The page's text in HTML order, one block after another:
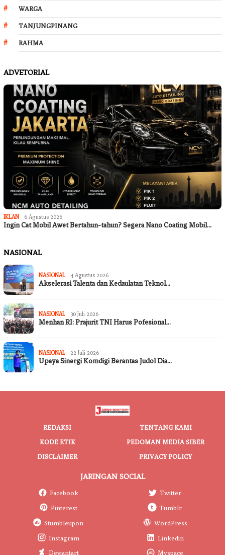
WARGA
TANJUNGPINANG
RAHMA
ADVETORIAL
IKLAN 6 Agustus 2026
Ingin Cat Mobil Awet Bertahun-tahun? Segera Nano Coating Mobil…
NASIONAL
NASIONAL 4 Agustus 2026
Akselerasi Talenta dan Kedaulatan Teknol…
NASIONAL 30 Juli 2026
Menhan RI: Prajurit TNI Harus Pofesional…
NASIONAL 22 Juli 2026
Upaya Sinergi Komdigi Berantas Judol Dia…
REDAKSI
TENTANG KAMI
KODE ETIK
PEDOMAN MEDIA SIBER
DISCLAIMER
PRIVACY POLICY
JARINGAN SOCIAL
Facebook
Twitter
Pinterest
Tumblr
Stumbleupon
WordPress
Instagram
Linkedin
Deviantart
Myspace